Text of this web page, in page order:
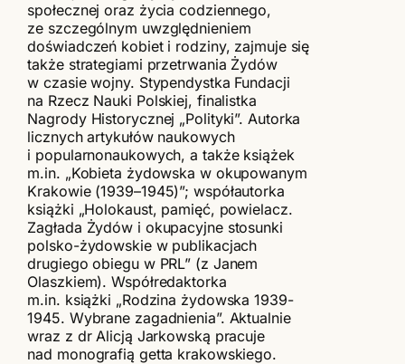
społecznej oraz życia codziennego,
ze szczególnym uwzględnieniem
doświadczeń kobiet i rodziny, zajmuje się
także strategiami przetrwania Żydów
w czasie wojny. Stypendystka Fundacji
na Rzecz Nauki Polskiej, finalistka
Nagrody Historycznej „Polityki”. Autorka
licznych artykułów naukowych
i popularnonaukowych, a także książek
m.in. „Kobieta żydowska w okupowanym
Krakowie (1939–1945)”; współautorka
książki „Holokaust, pamięć, powielacz.
Zagłada Żydów i okupacyjne stosunki
polsko-żydowskie w publikacjach
drugiego obiegu w PRL” (z Janem
Olaszkiem). Współredaktorka
m.in. książki „Rodzina żydowska 1939-
1945. Wybrane zagadnienia”. Aktualnie
wraz z dr Alicją Jarkowską pracuje
nad monografią getta krakowskiego.